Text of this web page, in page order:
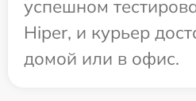
успешном
Hiper, и курьер
домой или в офис.